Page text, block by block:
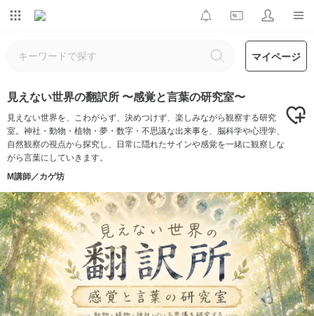
マイページ
見えない世界の翻訳所 〜感覚と言葉の研究室〜
見えない世界を、こわがらず、決めつけず、楽しみながら観察する研究
室。神社・動物・植物・夢・数字・不思議な出来事を、脳科学や心理学、
自然観察の視点から探究し、日常に隠れたサインや感覚を一緒に観察しな
がら言葉にしていきます。
M講師／カゲ坊